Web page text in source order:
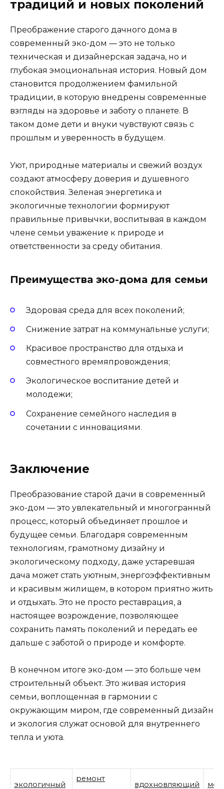
традиций и новых поколений
Преображение старого дачного дома в
современный эко-дом — это не только
техническая и дизайнерская задача, но и
глубокая эмоциональная история. Новый дом
становится продолжением фамильной
традиции, в которую внедрены современные
взгляды на здоровье и заботу о планете. В
таком доме дети и внуки чувствуют связь с
прошлым и уверенность в будущем.
Уют, природные материалы и свежий воздух
создают атмосферу доверия и душевного
спокойствия. Зеленая энергетика и
экологичные технологии формируют
правильные привычки, воспитывая в каждом
члене семьи уважение к природе и
ответственности за среду обитания.
Преимущества эко-дома для семьи
Здоровая среда для всех поколений;
Снижение затрат на коммунальные услуги;
Красивое пространство для отдыха и
совместного времяпровождения;
Экологическое воспитание детей и
молодежи;
Сохранение семейного наследия в
сочетании с инновациями.
Заключение
Преобразование старой дачи в современный
эко-дом — это увлекательный и многогранный
процесс, который объединяет прошлое и
будущее семьи. Благодаря современным
технологиям, грамотному дизайну и
экологическому подходу, даже устаревшая
дача может стать уютным, энергоэффективным
и красивым жилищем, в котором приятно жить
и отдыхать. Это не просто реставрация, а
настоящее возрождение, позволяющее
сохранить память поколений и передать ее
дальше с заботой о природе и комфорте.
В конечном итоге эко-дом — это больше чем
строительный объект. Это живая история
семьи, воплощенная в гармонии с
окружающим миром, где современный дизайн
и экология служат основой для внутреннего
тепла и уюта.
экологичный
ремонт
вдохновляющий